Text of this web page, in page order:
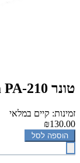
‏טונר Pantum PA-210 תואם
זמינות: קיים במלאי
₪130.00
הוספה לסל